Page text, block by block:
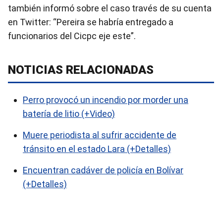
también informó sobre el caso través de su cuenta
en Twitter: “Pereira se habría entregado a
funcionarios del Cicpc eje este”.
NOTICIAS RELACIONADAS
Perro provocó un incendio por morder una
batería de litio (+Video)
Muere periodista al sufrir accidente de
tránsito en el estado Lara (+Detalles)
Encuentran cadáver de policía en Bolívar
(+Detalles)